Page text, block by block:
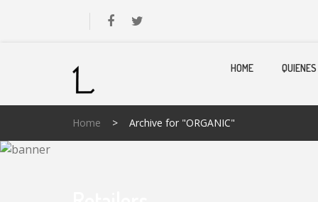
HOME
Home > Archive for "ORGANIC"